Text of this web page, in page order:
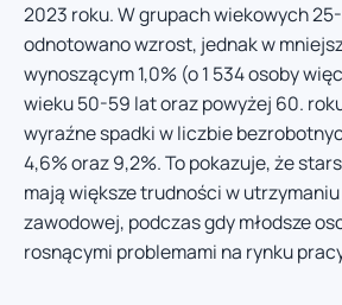
2023 roku. W grupach wiekowych
odnotowano wzrost, jednak w
wynoszącym 1,0% (o 1 534 osoby
wieku 50-59 lat oraz powyżej 60.
wyraźne spadki w liczbie
4,6% oraz 9,2%. To pokazuje, że
mają większe trudności w
zawodowej, podczas gdy młodsze
rosnącymi problemami na rynku